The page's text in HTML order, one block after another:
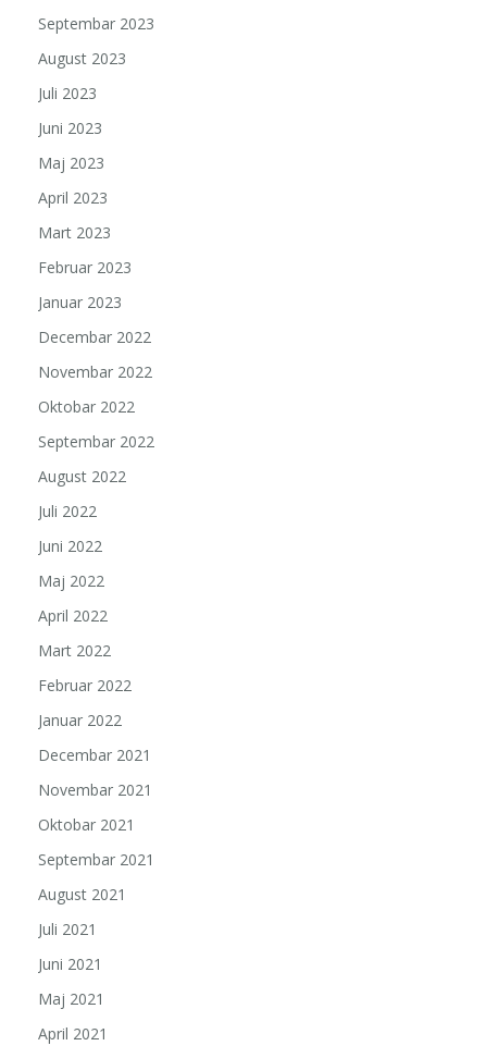
Septembar 2023
August 2023
Juli 2023
Juni 2023
Maj 2023
April 2023
Mart 2023
Februar 2023
Januar 2023
Decembar 2022
Novembar 2022
Oktobar 2022
Septembar 2022
August 2022
Juli 2022
Juni 2022
Maj 2022
April 2022
Mart 2022
Februar 2022
Januar 2022
Decembar 2021
Novembar 2021
Oktobar 2021
Septembar 2021
August 2021
Juli 2021
Juni 2021
Maj 2021
April 2021